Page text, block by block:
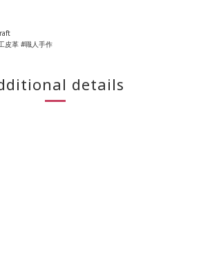
皮革 #職人手作
details